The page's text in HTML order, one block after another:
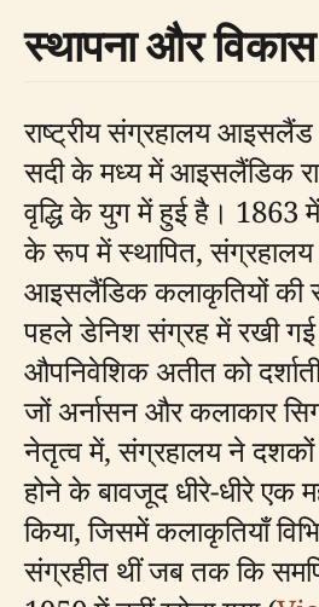
स्थापना और विकास
राष्ट्रीय संग्रहालय आइसलैंड
सदी के मध्य में आइसलैंडिक
वृद्धि के युग में हुई है। 1863
के रूप में स्थापित, संग्रहालय
आइसलैंडिक कलाकृतियों की
पहले डेनिश संग्रह में रखी
औपनिवेशिक अतीत को
जों अर्नासन और कलाकार
नेतृत्व में, संग्रहालय ने
होने के बावजूद धीरे-धीरे एक
किया, जिसमें कलाकृतियाँ
संग्रहीत थीं जब तक कि